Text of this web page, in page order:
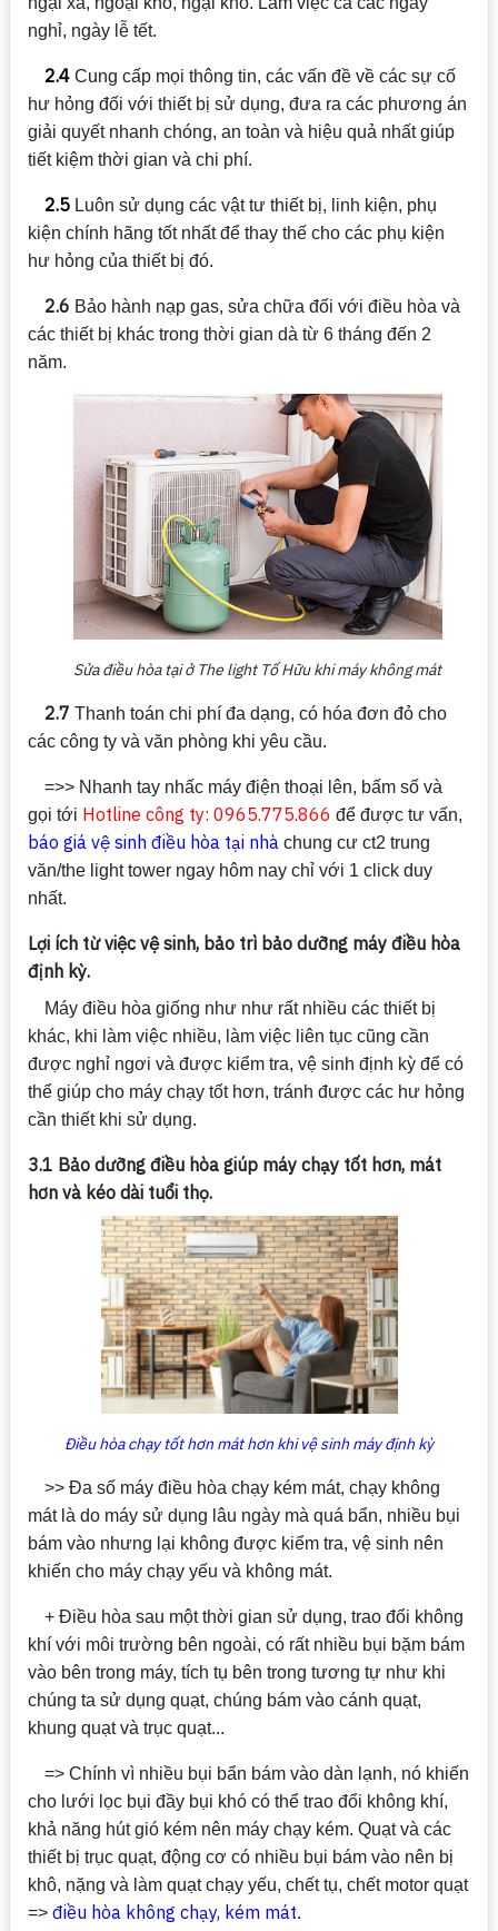
nghỉ, ngày lễ tết.
2.4 Cung cấp mọi thông tin, các vấn đề về các sự cố
hư hỏng đối với thiết bị sử dụng, đưa ra các phương án
giải quyết nhanh chóng, an toàn và hiệu quả nhất giúp
tiết kiệm thời gian và chi phí.
2.5 Luôn sử dụng các vật tư thiết bị, linh kiện, phụ
kiện chính hãng tốt nhất để thay thế cho các phụ kiện
hư hỏng của thiết bị đó.
2.6 Bảo hành nạp gas, sửa chữa đối với điều hòa và
các thiết bị khác trong thời gian dà từ 6 tháng đến 2
năm.
Sửa điều hòa tại ở The light Tố Hữu khi máy không mát
2.7 Thanh toán chi phí đa dạng, có hóa đơn đỏ cho
các công ty và văn phòng khi yêu cầu.
=>> Nhanh tay nhấc máy điện thoại lên, bấm số và
gọi tới Hotline công ty: 0965.775.866 để được tư vấn,
báo giá vệ sinh điều hòa tại nhà chung cư ct2 trung
văn/the light tower ngay hôm nay chỉ với 1 click duy
nhất.
Lợi ích từ việc vệ sinh, bảo trì bảo dưỡng máy điều hòa
định kỳ.
Máy điều hòa giống như như rất nhiều các thiết bị
khác, khi làm việc nhiều, làm việc liên tục cũng cần
được nghỉ ngơi và được kiểm tra, vệ sinh định kỳ để có
thể giúp cho máy chạy tốt hơn, tránh được các hư hỏng
cần thiết khi sử dụng.
3.1 Bảo dưỡng điều hòa giúp máy chạy tốt hơn, mát
hơn và kéo dài tuổi thọ.
Điều hòa chạy tốt hơn mát hơn khi vệ sinh máy định kỳ
>> Đa số máy điều hòa chạy kém mát, chạy không
mát là do máy sử dụng lâu ngày mà quá bẩn, nhiều bụi
bám vào nhưng lại không được kiểm tra, vệ sinh nên
khiến cho máy chạy yếu và không mát.
+ Điều hòa sau một thời gian sử dụng, trao đổi không
khí với môi trường bên ngoài, có rất nhiều bụi bặm bám
vào bên trong máy, tích tụ bên trong tương tự như khi
chúng ta sử dụng quạt, chúng bám vào cánh quạt,
khung quạt và trục quạt...
=> Chính vì nhiều bụi bẩn bám vào dàn lạnh, nó khiến
cho lưới lọc bụi đầy bụi khó có thể trao đổi không khí,
khả năng hút gió kém nên máy chạy kém. Quạt và các
thiết bị trục quạt, động cơ có nhiều bụi bám vào nên bị
khô, nặng và làm quạt chạy yếu, chết tụ, chết motor quạt
=> điều hòa không chạy, kém mát.